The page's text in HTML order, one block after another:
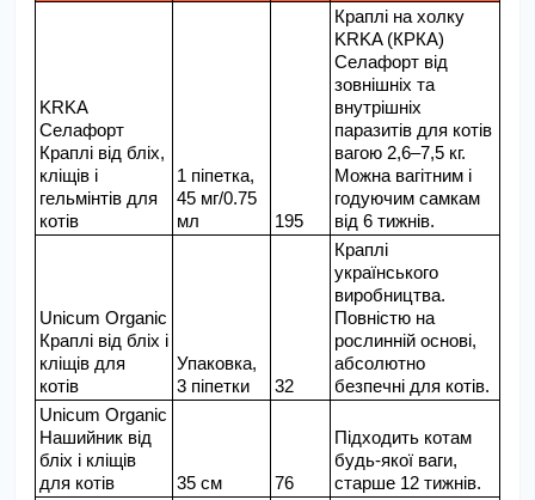
KRKA
Селафорт
Краплі від бліх,
кліщів і
гельмінтів для
котів
1 піпетка,
45 мг/0.75
мл
195
Краплі на холку
KRKA (КРКА)
Селафорт від
зовнішніх та
внутрішніх
паразитів для котів
вагою 2,6–7,5 кг.
Можна вагітним і
годуючим самкам
від 6 тижнів.
Unicum Organic
Краплі від бліх і
кліщів для
котів
Упаковка,
3 піпетки
32
Краплі
українського
виробництва.
Повністю на
рослинній основі,
абсолютно
безпечні для котів.
Unicum Organic
Нашийник від
бліх і кліщів
для котів
35 см 76
Підходить котам
будь-якої ваги,
старше 12 тижнів.